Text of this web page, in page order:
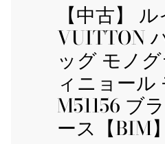
【中古】
VUITTON
ッグ モノ
ィニョー
M51156 ブ
ース【BIM】